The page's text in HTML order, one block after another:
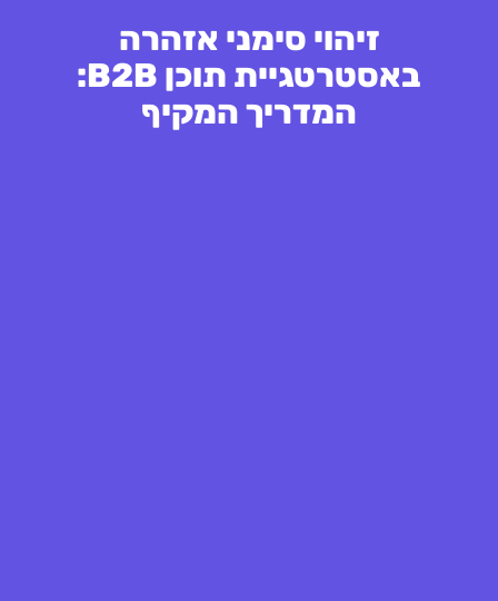
זיהוי סימני אזהרה
באסטרטגיית תוכן B2B:
המדריך המקיף